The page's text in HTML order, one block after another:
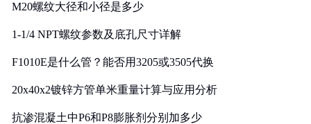
M20螺纹大径和小径是多少
1-1/4 NPT螺纹参数及底孔尺寸详解
F1010E是什么管？能否用3205或3505代换
20x40x2镀锌方管单米重量计算与应用分析
抗渗混凝土中P6和P8膨胀剂分别加多少